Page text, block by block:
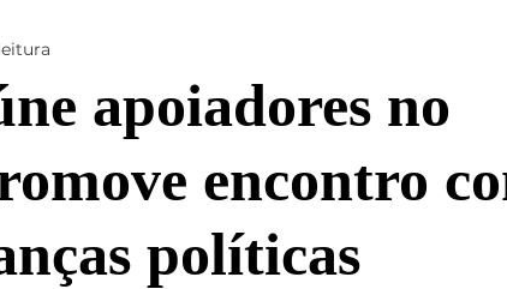
apoiadores no
encontro
políticas